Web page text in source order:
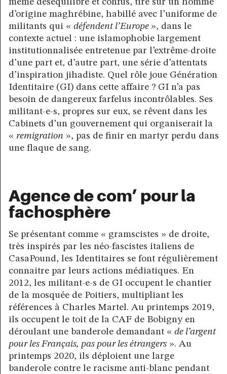
d’origine maghrébine, habillé avec l’uniforme de
militants qui « défendent l’Europe », dans le
contexte actuel : une islamophobie largement
institutionnalisée entretenue par l’extrême-droite
d’une part et, d’autre part, une série d’attentats
d’inspiration jihadiste. Quel rôle joue Génération
Identitaire (GI) dans cette affaire ? GI n’a pas
besoin de dangereux farfelus incontrôlables. Ses
militant-e-s, propres sur eux, se rêvent dans les
Cabinets d’un gouvernement qui organiserait la
« remigration », pas de finir en martyr perdu dans
une flaque de sang.
Agence de com’ pour la
fachosphère
Se présentant comme « gramscistes » de droite,
très inspirés par les néo-fascistes italiens de
CasaPound, les Identitaires se font régulièrement
connaitre par leurs actions médiatiques. En
2012, les militant-e-s de GI occupent le chantier
de la mosquée de Poitiers, multipliant les
références à Charles Martel. Au printemps 2019,
ils occupent le toit de la CAF de Bobigny en
déroulant une banderole demandant « de l’argent
pour les Français, pas pour les étrangers ». Au
printemps 2020, ils déploient une large
banderole contre le racisme anti-blanc pendant